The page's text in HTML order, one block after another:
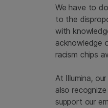
We have to
to the
with
acknowledge
racism chips
At Illumina,
also
support our